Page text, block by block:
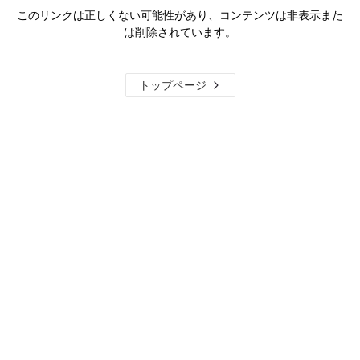
このリンクは正しくない可能性があり、コンテンツは非表示また
は削除されています。
トップページ